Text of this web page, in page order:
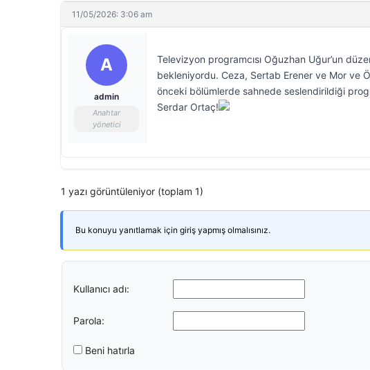
11/05/2026: 3:06 am
A
admin
Anahtar
yönetici
Televizyon programcısı Oğuzhan Uğur’un
bekleniyordu. Ceza, Sertab Erener ve Mor ve
önceki bölümlerde sahnede seslendirildiği
Serdar Ortaç!
1 yazı görüntüleniyor (toplam 1)
Bu konuyu yanıtlamak için giriş yapmış olmalısınız.
Kullanıcı adı:
Parola:
Beni hatırla